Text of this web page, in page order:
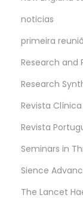
noticias
primeira
Research and
Research
Revista
Revista
Seminars in
Sience
The Lancet